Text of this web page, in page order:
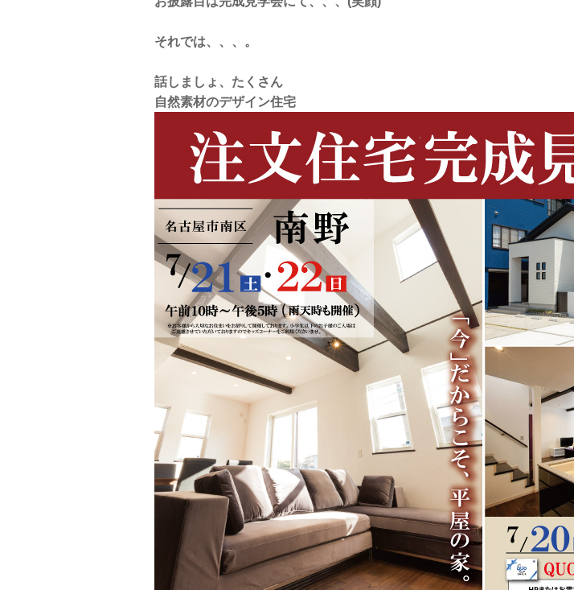
それでは、、、。
話しましょ、たくさん
自然素材のデザイン住宅